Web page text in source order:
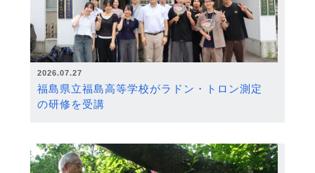
2026.07.27
福島県立福島高等学校がラドン・トロン測定
の研修を受講